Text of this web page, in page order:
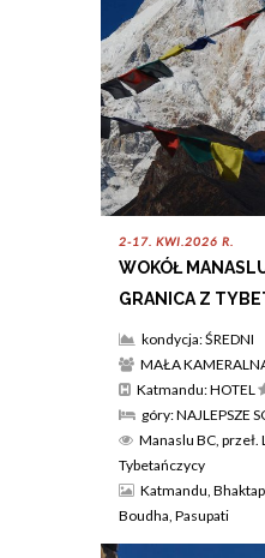
2-17. KWI.2026 R.
WOKÓŁ
GRANICA Z
kondycja: ŚREDNI
MAŁA
Katmandu: HOTEL
góry: NAJLEPSZE
Manaslu BC, przeł.
Tybetańczycy
Katmandu,
Boudha, Pasupati